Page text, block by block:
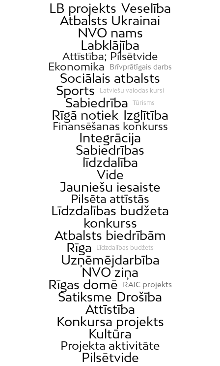
LB projekts Veselība
Atbalsts Ukrainai
NVO nams
Labklājība
Attīstība; Pilsētvide
Ekonomika
Brīvprātīgais darbs
Sociālais atbalsts
Sports
Latviešu valodas kursi
Sabiedrība Tūrisms
Rīgā notiek Izglītība
Finansēšanas konkurss
Integrācija
Sabiedrības
līdzdalība
Vide
Jauniešu iesaiste
Pilsēta attīstās
Līdzdalības budžeta
konkurss
Atbalsts biedrībām
Rīga
Līdzdalības budžets
Uzņēmējdarbība
NVO ziņa
Rīgas domē
RAIC projekts
Satiksme Drošība
Attīstība
Konkursa projekts
Kultūra
Projekta aktivitāte
Pilsētvide